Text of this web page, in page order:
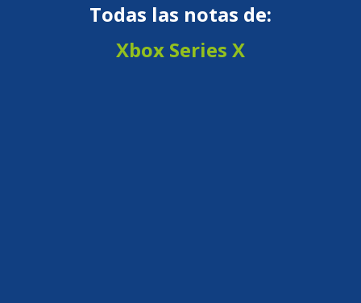
Todas las notas de:
Xbox Series X